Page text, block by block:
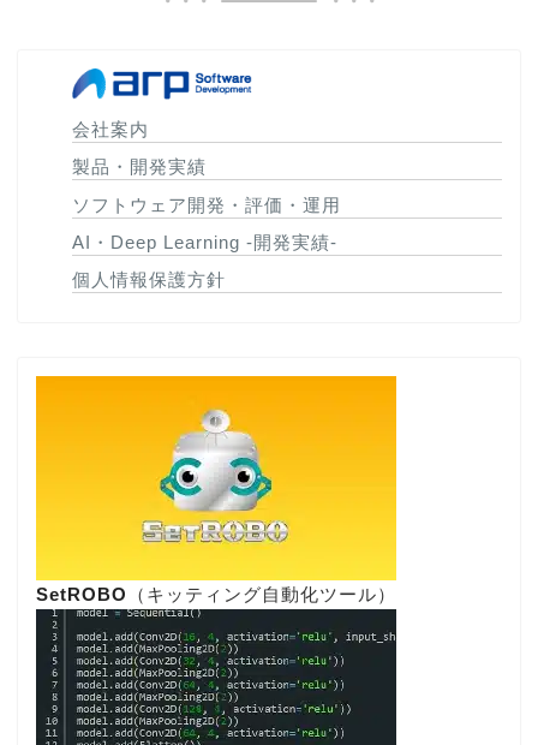
会社案内
製品・開発実績
ソフトウェア開発・評価・運用
AI・Deep Learning -開発実績-
個人情報保護方針
SetROBO （キッティング自動化ツール）